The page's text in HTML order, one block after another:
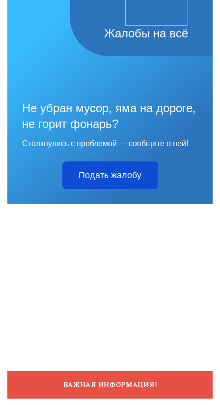
Жалобы на всё
Не убран мусор, яма на дороге,
не горит фонарь?
Столкнулись с проблемой — сообщите о ней!
Подать жалобу
ВАЖНАЯ ИНФОРМАЦИЯ!